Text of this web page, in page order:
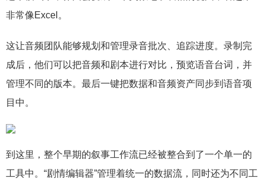
非常像Excel。
这让音频团队能够规划和管理录音批次、追踪进度。录制完
成后，他们可以把音频和剧本进行对比，预览语音台词，并
管理不同的版本。最后一键把数据和音频资产同步到语音项
目中。
到这里，整个早期的叙事工作流已经被整合到了一个单一的
工具中。“剧情编辑器”管理着统一的数据流，同时还为不同工